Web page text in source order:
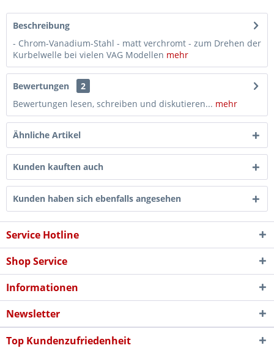
Beschreibung
- Chrom-Vanadium-Stahl - matt verchromt - zum Drehen der
Kurbelwelle bei vielen VAG Modellen mehr
Bewertungen
2
Bewertungen lesen, schreiben und diskutieren... mehr
Ähnliche Artikel
Kunden kauften auch
Kunden haben sich ebenfalls angesehen
Service Hotline
Shop Service
Informationen
Newsletter
Top Kundenzufriedenheit